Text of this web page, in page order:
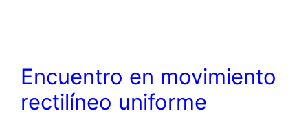
Encuentro en movimiento
rectilíneo uniforme